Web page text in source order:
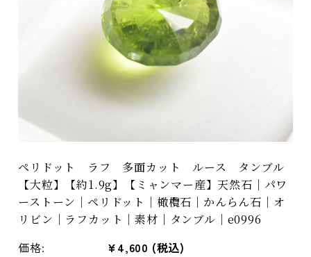
ペリドット ラフ 多面カット ルース タンブル
【大粒】【約1.9g】【ミャンマー産】天然石｜パワ
ーストーン｜ペリドット｜橄欖石｜かんらん石｜オ
リビン｜ラフカット｜素材｜タンブル｜e0996
価格: ¥4,600 (税込)